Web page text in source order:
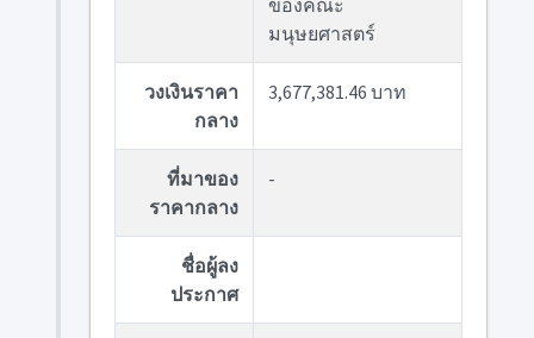
ของคณะ
มนุษยศาสตร์
วงเงินราคา
กลาง
3,677,381.46 บาท
ที่มาของ
ราคากลาง
-
ชื่อผู้ลง
ประกาศ